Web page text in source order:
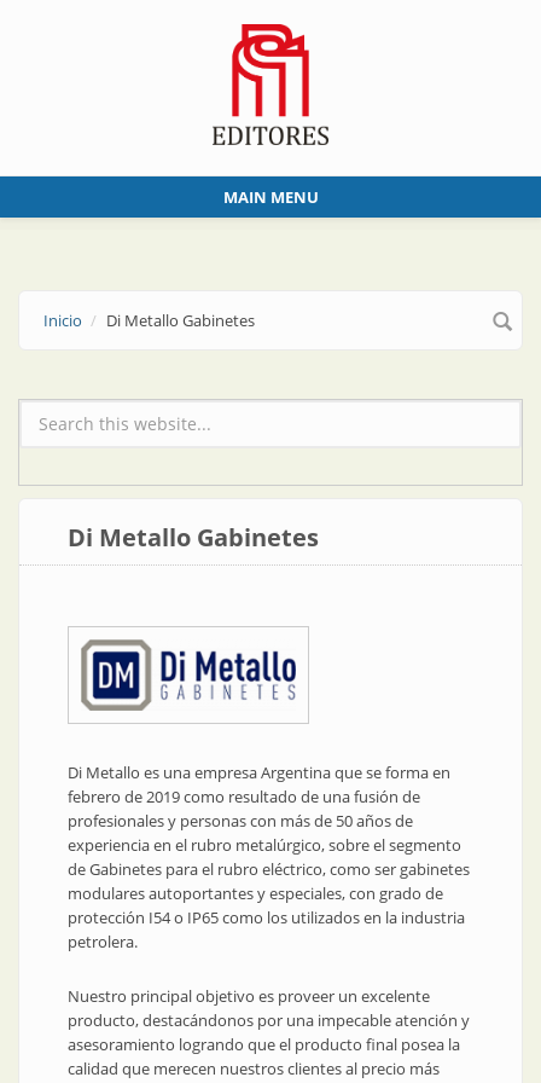
MAIN MENU
Inicio Di Metallo Gabinetes
Formulario de búsqueda
Di Metallo Gabinetes
Di Metallo es una empresa Argentina que se forma en
febrero de 2019 como resultado de una fusión de
profesionales y personas con más de 50 años de
experiencia en el rubro metalúrgico, sobre el segmento
de Gabinetes para el rubro eléctrico, como ser gabinetes
modulares autoportantes y especiales, con grado de
protección I54 o IP65 como los utilizados en la industria
petrolera.
Nuestro principal objetivo es proveer un excelente
producto, destacándonos por una impecable atención y
asesoramiento logrando que el producto final posea la
calidad que merecen nuestros clientes al precio más